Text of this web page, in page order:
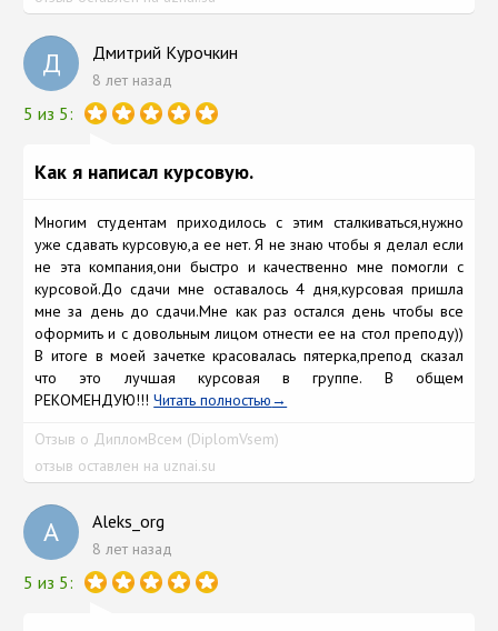
Д Дмитрий Курочкин
8 лет назад
5 из 5:
Как я написал курсовую.
Многим студентам приходилось с этим сталкиваться,нужно
уже сдавать курсовую,а ее нет. Я не знаю чтобы я делал если
не эта компания,они быстро и качественно мне помогли с
курсовой.До сдачи мне оставалось 4 дня,курсовая пришла
мне за день до сдачи.Мне как раз остался день чтобы все
оформить и с довольным лицом отнести ее на стол преподу))
В итоге в моей зачетке красовалась пятерка,препод сказал
что это лучшая курсовая в группе. В общем
РЕКОМЕНДУЮ!!!Читать полностью
Отзыв о ДипломВсем (DiplomVsem)
отзыв оставлен на uznai.su
A Aleks_org
8 лет назад
5 из 5: